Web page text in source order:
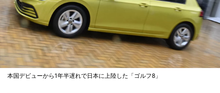
本国デビューから1年半遅れで日本に上陸した「ゴルフ8」